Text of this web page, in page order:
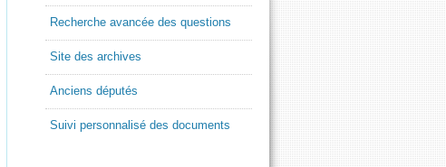
Recherche avancée des questions
Site des archives
Anciens députés
Suivi personnalisé des documents